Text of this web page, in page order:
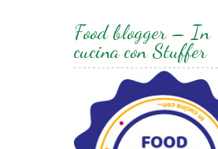
Food blogger – In
cucina con Stuffer